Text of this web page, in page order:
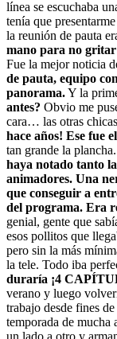
línea se escuchaba
tenía que
la reunión de pauta
mano para no gritar
Fue la mejor noticia
de pauta, equipo
panorama.Y la
antes? Obvio me
cara… las otras
hace años! Ese fue
tan grande la
haya notado tanto
animadores. Una
que conseguir a
del programa. Era
genial, gente que
esos pollitos que
pero sin la más
la tele. Todo iba
duraría ¡4
verano y luego
trabajo desde fines
temporada de mucha
un lado a otro y